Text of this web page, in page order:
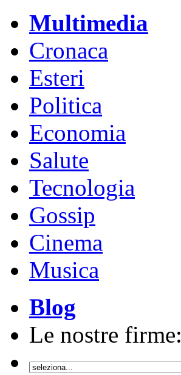
Multimedia
Cronaca
Esteri
Politica
Economia
Salute
Tecnologia
Gossip
Cinema
Musica
Blog
Le nostre firme: